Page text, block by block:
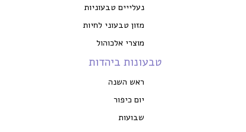
נעלייים טבעוניות
מזון טבעוני לחיות
מוצרי אלכוהול
טבעונות ביהדות
ראש השנה
יום כיפור
שבועות